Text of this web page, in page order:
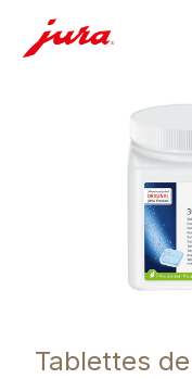
Tablettes